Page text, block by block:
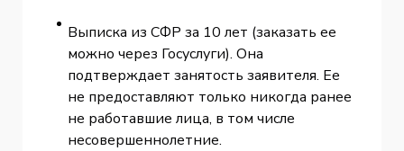
Выписка из СФР за 10 лет (заказать ее
можно через Госуслуги). Она
подтверждает занятость заявителя. Ее
не предоставляют только никогда ранее
не работавшие лица, в том числе
несовершеннолетние.